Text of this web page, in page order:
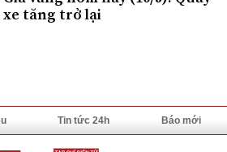
xe tăng trở lại
Tin tức 24h Báo mới